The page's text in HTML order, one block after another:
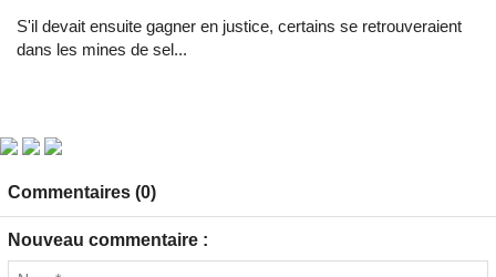
S'il devait ensuite gagner en justice, certains se retrouveraient
dans les mines de sel...
Commentaires (0)
Nouveau commentaire :